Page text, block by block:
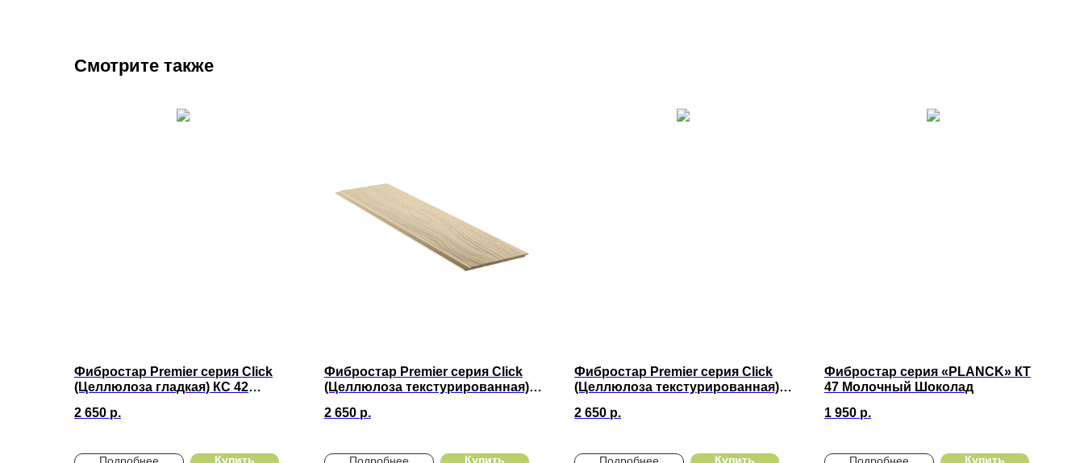
Смотрите также
Фибростар Premier серия Click
(Целлюлоза гладкая) КС 42
2 650 р.
Купить
Фибростар Premier серия Click
(Целлюлоза текстурированная)
3000х200х10мм
2 650 р.
Купить
Фибростар Premier серия Click
(Целлюлоза текстурированная)
3000х200х10мм
2 650 р.
Купить
Фибростар серия «PLANCK» КT
47 Молочный Шоколад
1 950 р.
Купить